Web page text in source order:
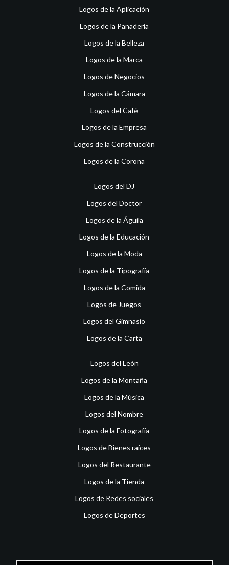
Logos de la Aplicación
Logos de la Panadería
Logos de la Belleza
Logos de la Marca
Logos de Negocios
Logos de la Cámara
Logos del Café
Logos de la Empresa
Logos de la Construcción
Logos de la Corona
Logos del DJ
Logos del Doctor
Logos de la Águila
Logos de la Educación
Logos de la Moda
Logos de la Tipografía
Logos de la Comida
Logos de Juegos
Logos del Gimnasio
Logos de la Carta
Logos del León
Logos de la Montaña
Logos de la Música
Logos del Nombre
Logos de la Fotografía
Logos de Bienes raíces
Logos del Restaurante
Logos de la Tienda
Logos de Redes sociales
Logos de Deportes